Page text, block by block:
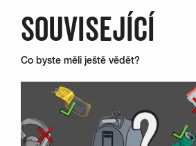
SOUVISEJÍCÍ
Co byste měli ještě vědět?